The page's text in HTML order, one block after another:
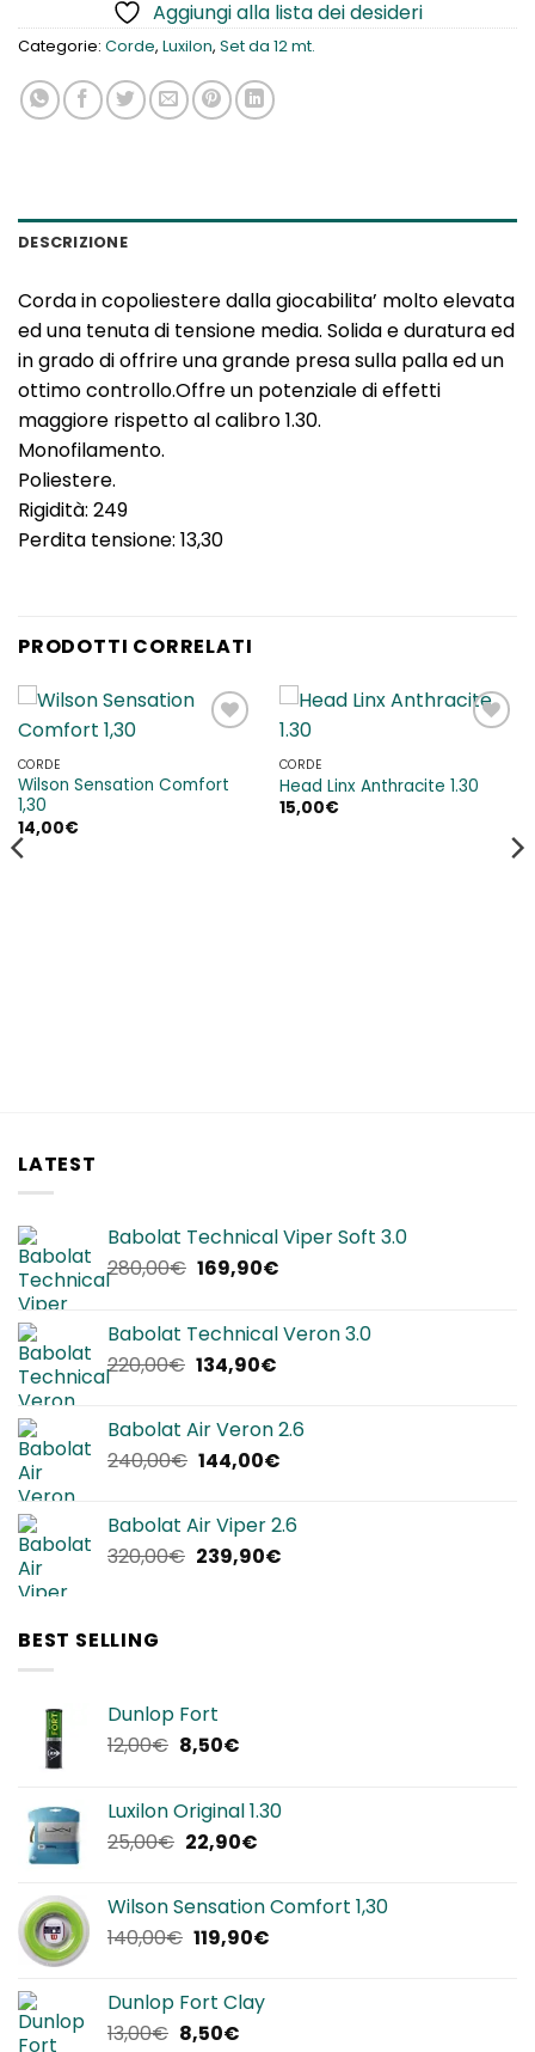
Aggiungi alla lista dei desideri
Categorie: Corde, Luxilon, Set da 12 mt.
DESCRIZIONE
Corda in copoliestere dalla giocabilita’ molto elevata
ed una tenuta di tensione media. Solida e duratura ed
in grado di offrire una grande presa sulla palla ed un
ottimo controllo.Offre un potenziale di effetti
maggiore rispetto al calibro 1.30.
Monofilamento.
Poliestere.
Rigidità: 249
Perdita tensione: 13,30
PRODOTTI CORRELATI
dei
desideri
CORDE
Wilson Sensation Comfort
1,30
14,00€
dei
desideri
CORDE
Head Linx Anthracite 1.30
15,00€
LATEST
Babolat Technical Viper Soft 3.0
280,00€ Il
era:
280,00€.
169,90€Il
è:
Babolat Technical Veron 3.0
220,00€ Il
era:
220,00€.
134,90€Il
è:
134,90€.
Babolat Air Veron 2.6
240,00€ Il
era:
240,00€.
144,00€Il
è:
144,00€.
Babolat Air Viper 2.6
320,00€ Il
239,90€Il
BEST SELLING
Dunlop Fort
12,00€ Il
era:
12,00€.
8,50€Il
è:
8,50€.
Luxilon Original 1.30
25,00€ Il
era:
25,00€.
22,90€Il
è:
22,90€.
Wilson Sensation Comfort 1,30
140,00€ Il
era:
140,00€.
119,90€Il
Dunlop Fort Clay
13,00€ Il
8,50€Il